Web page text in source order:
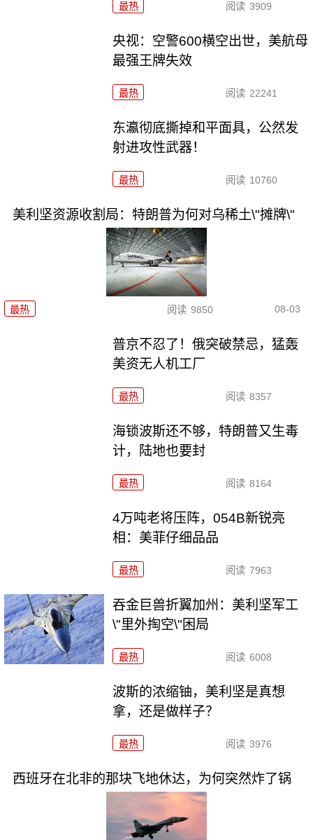
最热 阅读 3909
央视：空警600横空出世，美航母
最强王牌失效
最热 阅读 22241
东瀛彻底撕掉和平面具，公然发
射进攻性武器！
最热 阅读 10760
美利坚资源收割局：特朗普为何对乌稀土\"摊牌\"
最热 阅读 9850 08-03
普京不忍了！俄突破禁忌，猛轰
美资无人机工厂
最热 阅读 8357
海锁波斯还不够，特朗普又生毒
计，陆地也要封
最热 阅读 8164
4万吨老将压阵，054B新锐亮
相：美菲仔细品品
最热 阅读 7963
吞金巨兽折翼加州：美利坚军工
\"里外掏空\"困局
最热 阅读 6008
波斯的浓缩铀，美利坚是真想
拿，还是做样子？
最热 阅读 3976
西班牙在北非的那块飞地休达，为何突然炸了锅